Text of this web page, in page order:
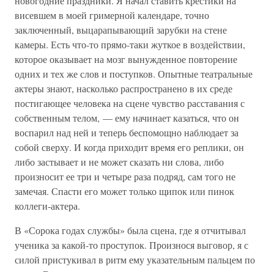
висевшем в моей гримерной календаре, точно
заключенный, выцарапывающий зарубки на стене
камеры. Есть что-то прямо-таки жуткое в воздействии,
которое оказывает на мозг вынужденное повторение
одних и тех же слов и поступков. Опытные театральные
актеры знают, насколько распространено в их среде
постигающее человека на сцене чувство расставания с
собственным телом, — ему начинает казаться, что он
воспарил над ней и теперь беспомощно наблюдает за
собой сверху. И когда приходит время его реплики, он
либо застывает и не может сказать ни слова, либо
произносит ее три и четыре раза подряд, сам того не
замечая. Спасти его может только щипок или пинок
коллеги-актера.
В «Сорока годах службы» была сцена, где я отчитывал
ученика за какой-то проступок. Произнося выговор, я с
силой пристукивал в ритм ему указательным пальцем по